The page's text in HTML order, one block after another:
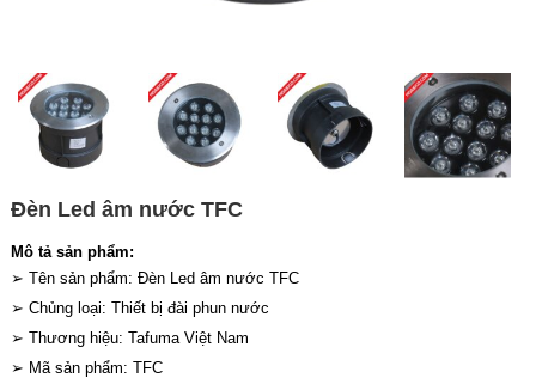
Đèn Led âm nước TFC
Mô tả sản phẩm:
➢ Tên sản phẩm: Đèn Led âm nước TFC
➢ Chủng loại: Thiết bị đài phun nước
➢ Thương hiệu: Tafuma Việt Nam
➢ Mã sản phẩm: TFC